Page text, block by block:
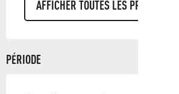
AFFICHER TOUTES LES PRESTATIONS
PÉRIODE